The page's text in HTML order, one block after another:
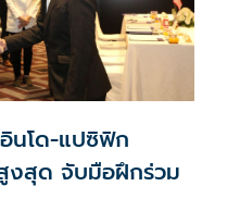
นโด-แปซิฟิก
งสุด จับมือฝึกร่วม